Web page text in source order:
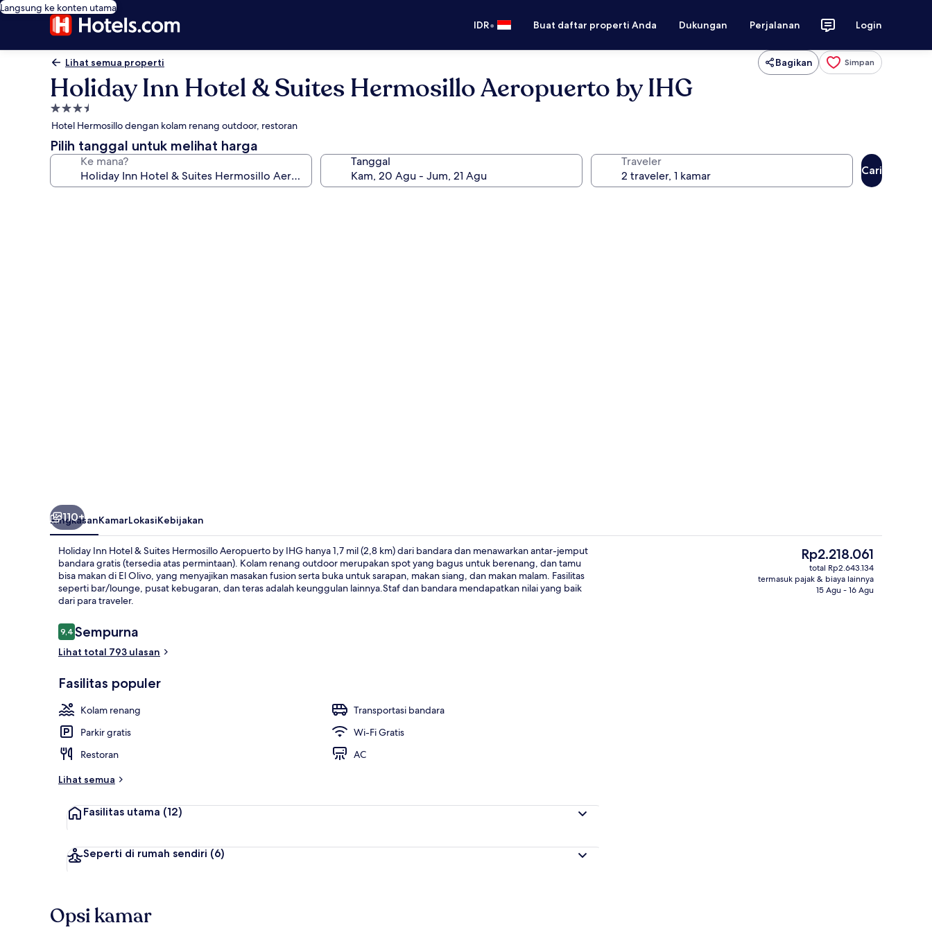
Langsung ke konten utama
IDR• Buat daftar properti Anda Dukungan Perjalanan Login
Lihat semua properti Bagikan Simpan
Holiday Inn Hotel & Suites Hermosillo Aeropuerto by IHG
Properti
bintang
3.5
Hotel Hermosillo dengan kolam renang outdoor, restoran
Pilih tanggal untuk melihat harga
Ke mana? Tanggal Traveler
Cari
Melayani sarapan, makan siang, dan makan malam Eksterior
110+
RingkasanKamarLokasiKebijakan
Holiday Inn Hotel & Suites Hermosillo Aeropuerto by IHG hanya 1,7 mil (2,8 km) dari bandara dan menawarkan antar-jemput
bandara gratis (tersedia atas permintaan). Kolam renang outdoor merupakan spot yang bagus untuk berenang, dan tamu
bisa makan di El Olivo, yang menyajikan masakan fusion serta buka untuk sarapan, makan siang, dan makan malam. Fasilitas
seperti bar/lounge, pusat kebugaran, dan teras adalah keunggulan lainnya.Staf dan bandara mendapatkan nilai yang baik
dari para traveler.
Ulasan
9,49,4 dari 10
Sempurna
Lihat total 793 ulasan
Fasilitas populer
Kolam renang
Transportasi bandara
Parkir gratis
Wi-Fi Gratis
Restoran
AC
Lihat semua
Fasilitas utama (12)
Seperti di rumah sendiri (6)
Harga
saat
ini
Rp2.218.061
Rp2.218.061
total Rp2.643.134
termasuk pajak & biaya lainnya
15 Agu - 16 Agu
Opsi kamar